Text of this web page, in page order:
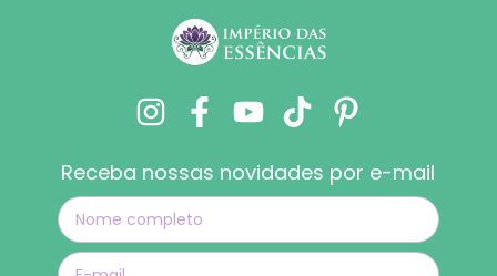
Receba nossas novidades por e-mail